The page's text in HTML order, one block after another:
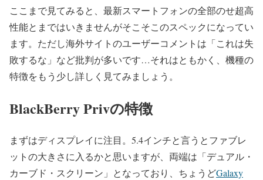
ここまで見てみると、最新スマートフォンの全部のせ超高
性能とまではいきませんがそこそこのスペックになってい
ます。ただし海外サイトのユーザーコメントは「これは失
敗するな」など批判が多いです…それはともかく、機種の
特徴をもう少し詳しく見てみましょう。
BlackBerry Privの特徴
まずはディスプレイに注目。5.4インチと言うとファブレ
ットの大きさに入るかと思いますが、両端は 「デュアル・
カーブド・スクリーン」 となっており、ちょうどGalaxy